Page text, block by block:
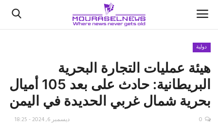
الأخبار
كتّابنا
السعودية
دولية
هيئة عمليات التجارة البحرية
البريطانية: حادث على بعد 105 أميال
بحرية شمال غربي الحديدة في اليمن
ديسمبر 6, 2024 - 18:25 0